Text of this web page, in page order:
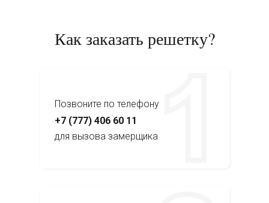
Как заказать решетку?
Позвоните по телефону
+7 (777) 406 60 11
для вызова замерщика